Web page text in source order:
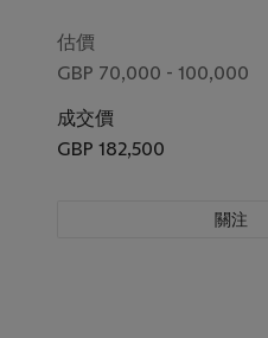
估價
GBP 70,000 - 100,000
成交價
GBP 182,500
關注